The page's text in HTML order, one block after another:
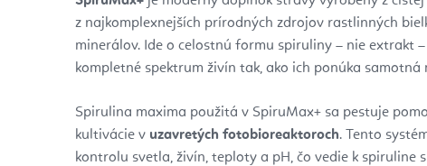
z najkomplexnejších prírodných zdrojov rastlinných
minerálov. Ide o celostnú formu spiruliny – nie extrakt
kompletné spektrum živín tak, ako ich ponúka samotná
Spirulina maxima použitá v SpiruMax+ sa pestuje
kultivácie v uzavretých fotobioreaktoroch. Tento
kontrolu svetla, živín, teploty a pH, čo vedie k spiruline